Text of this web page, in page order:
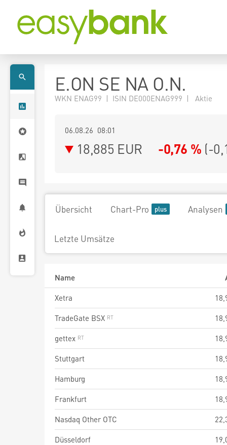
E.ON SE NA O.N.
WKN ENAG99 | ISIN DE000ENAG999 | Aktie
06.08.26 08:01
18,885 EUR -0,76 % (-
Übersicht Chart-Pro Analysen
Letzte Umsätze
Name
Xetra
TradeGate BSX
gettex
Stuttgart
Hamburg
Frankfurt
Nasdaq Other OTC
Düsseldorf